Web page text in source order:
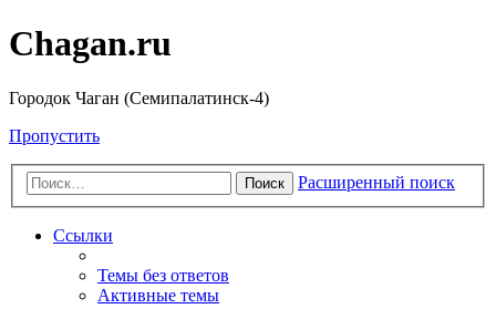
Chagan.ru
Городок Чаган (Семипалатинск-4)
Пропустить
Поиск Расширенный поиск
Ссылки
Темы без ответов
Активные темы